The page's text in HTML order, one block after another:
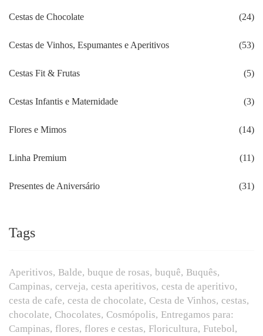
Cestas de Chocolate (24)
Cestas de Vinhos, Espumantes e Aperitivos (53)
Cestas Fit & Frutas (5)
Cestas Infantis e Maternidade (3)
Flores e Mimos (14)
Linha Premium (11)
Presentes de Aniversário (31)
Tags
Aperitivos Balde buque de rosas buquê Buquês
Campinas cerveja cesta aperitivos cesta de aperitivo
cesta de cafe cesta de chocolate Cesta de Vinhos cestas
chocolate Chocolates Cosmópolis Entregamos para:
Campinas flores flores e cestas Floricultura Futebol